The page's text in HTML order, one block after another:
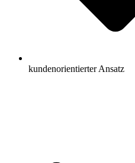
kundenorientierter Ansatz